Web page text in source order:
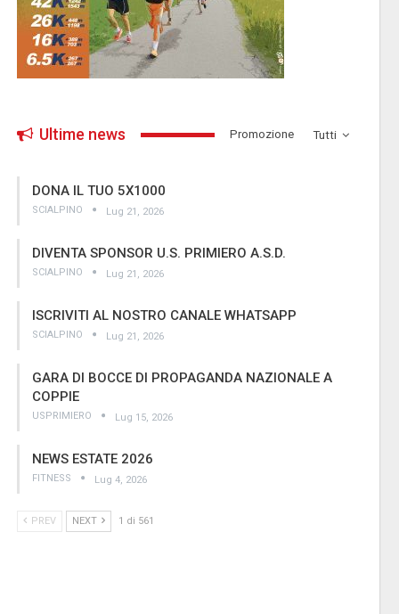
Tutti
Ultime news ­Promozione
DONA IL TUO 5X1000
SCIALPINO Lug 21, 2026
DIVENTA SPONSOR U.S. PRIMIERO A.S.D.
SCIALPINO Lug 21, 2026
ISCRIVITI AL NOSTRO CANALE WHATSAPP
SCIALPINO Lug 21, 2026
GARA DI BOCCE DI PROPAGANDA NAZIONALE A
COPPIE
USPRIMIERO Lug 15, 2026
NEWS ESTATE 2026
FITNESS Lug 4, 2026
PREV NEXT 1 di 561